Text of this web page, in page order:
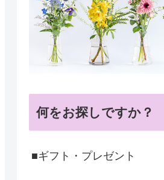
何をお探しですか？
■ギフト・プレゼント